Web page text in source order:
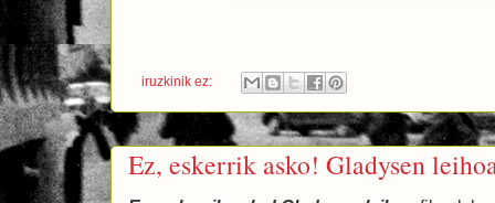
iruzkinik ez:
Ez, eskerrik asko! Gladysen